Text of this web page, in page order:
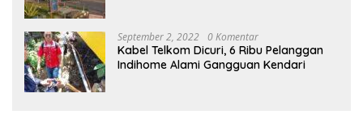
September 2, 2022 0 Komentar
Kabel Telkom Dicuri, 6 Ribu Pelanggan
Indihome Alami Gangguan Kendari